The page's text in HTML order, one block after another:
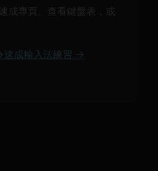
成專頁、查看鍵盤表，或
速成輸入法練習 →